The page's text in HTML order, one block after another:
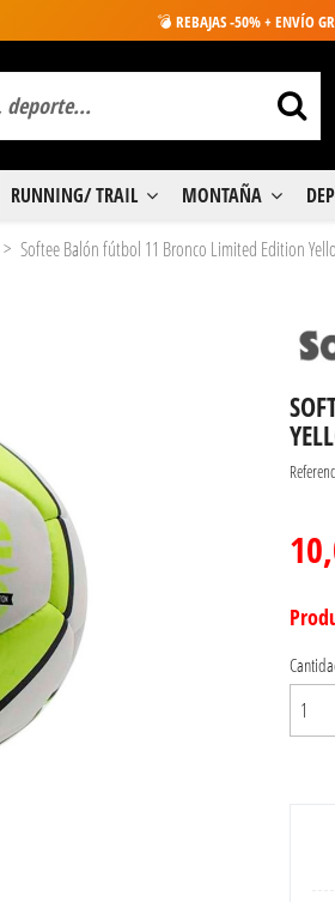
💣 REBAJAS -50% + ENVÍO
RUNNING/ TRAIL MONTAÑA
Softee Balón fútbol 11 Bronco Limited Edition